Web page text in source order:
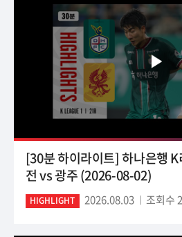
[30분 하이라이트] 하나은행
전 vs 광주 (2026-08-02)
HIGHLIGHT 2026.08.03 조회수